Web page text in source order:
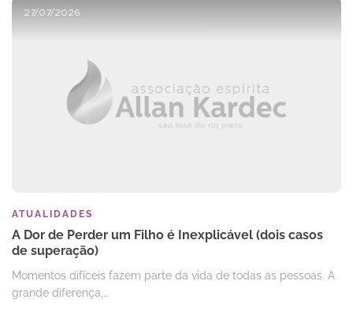
27/07/2026
ATUALIDADES
A Dor de Perder um Filho é Inexplicável (dois casos
de superação)
Momentos difíceis fazem parte da vida de todas as pessoas. A
grande diferença,…